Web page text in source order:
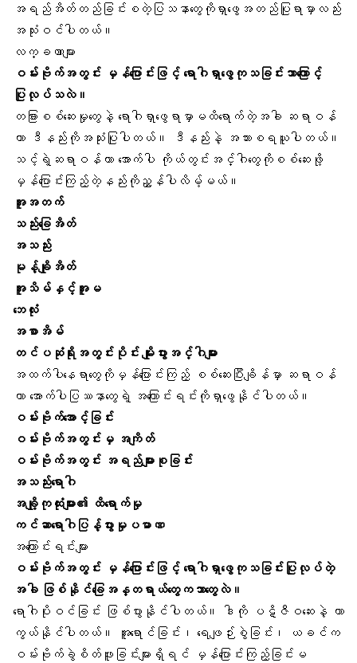
အရည်အိတ်တည်ခြင်းစတဲ့ပြသနာတွေကိုရှာဖွေအတည်ပြုရာမှာလည်း
အသုံးဝင်ပါတယ်။
လက္ခဏာများ
ဝမ်းဗိုက်အတွင်း မှန်ပြောင်းဖြင့် ရောဂါရှာဖွေကုသခြင်းဘာကြောင့်
ပြုလုပ်သလဲ။
တခြားစစ်ဆေးမှုတွေနဲ့ ရောဂါရှာဖွေရာမှာမထိရောက်တဲ့အခါ ဆရာဝန်
ဟာ ဒီနည်းကိုအသုံးပြုပါတယ်။ ဒီနည်းနဲ့ အသားစရယူပါတယ်။
သင့်ရဲ့ဆရာဝန်ဟာ အောက်ပါ ကိုယ်တွင်းအင်္ဂါတွေကိုစစ်ဆေးဖို့
မှန်ပြောင်းကြည့်တဲ့နည်းကိုညွှန်ပါလိမ့်မယ်။
အူအတက်
သည်းခြေအိတ်
အသည်း
မုန့်ချိုအိတ်
အူသိမ်နှင့်အူမ
ဘေလုံး
အစာအိမ်
တင်ပဆုံရိုးအတွင်းပိုင်း မျိုးပွားအင်္ဂါများ
အထက်ပါနေရာတွေကိုမှန်ပြောင်းကြည့် စစ်ဆေးပြီးချိန်မှာ ဆရာဝန်
ဟာ အောက်ပါပြဿနာတွေရဲ့ အကြောင်းရင်းကိုရှာဖွေနိုင်ပါတယ်။
ဝမ်းဗိုက်အောင့်ခြင်း
ဝမ်းဗိုက်အတွင်းမှ အကျိတ်
ဝမ်းဗိုက်အတွင်း အရည်များစုခြင်း
အသည်းရောဂါ
အချို့ကုထုံးများ၏ ထိရောက်မှု
ကင်ဆာရောဂါပြန့်ပွားမှုပမာဏ
အကြောင်းရင်းများ
ဝမ်းဗိုက်အတွင်း မှန်ပြောင်းဖြင့် ရောဂါရှာဖွေကုသခြင်းပြုလုပ်တဲ့
အခါ ဖြစ်နိုင်ခြေအန္တရာယ်တွေကဘာတွေလဲ။
ရောဂါပိုးဝင်ခြင်း ဖြစ်ပွားနိုင်ပါတယ်။ ဒါကို ပဋိဇီဝဆေးနဲ့ ကာ
ကွယ်နိုင်ပါတယ်။ အူရောင်ခြင်း၊ ရေဖျဉ်းစွဲခြင်း၊ ယခင်က
ဝမ်းဗိုက်ခွဲစိတ်ဖူးခြင်းများရှိရင် မှန်ပြောင်းကြည့်ခြင်းမ